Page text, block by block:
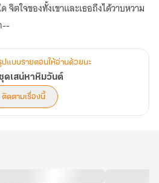
ตใจของทั้งเขาและเธอถึงได้วาบหวาม
--
ปแบบรายตอนให้อ่านด้วยนะ
ดเสน่หาหิมวันต์
ติดตามเรื่องนี้